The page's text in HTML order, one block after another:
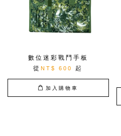
數位迷彩戰鬥手板
從NT$ 600 起
加入購物車